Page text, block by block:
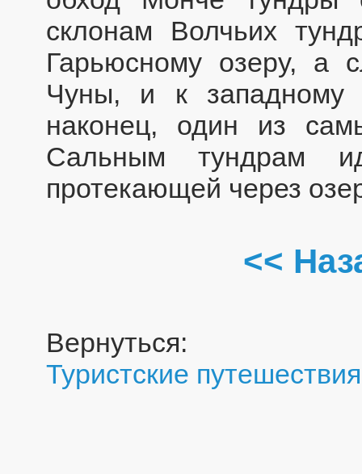
склонам Волчьих
Гарьюсному озеру, а
Чуны, и к западному
наконец, один из
Сальным тундрам
протекающей через
<<
Вернуться:
Туристские